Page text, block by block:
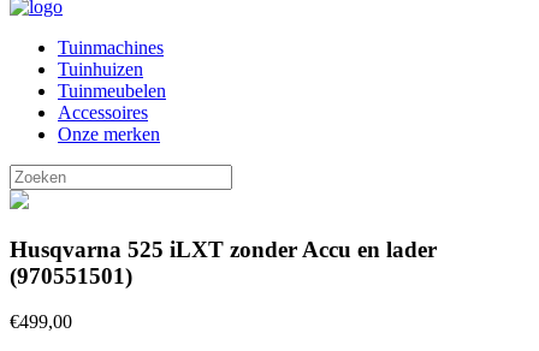
Tuinmachines
Tuinhuizen
Tuinmeubelen
Accessoires
Onze merken
Husqvarna 525 iLXT zonder Accu en lader
(970551501)
€499,00